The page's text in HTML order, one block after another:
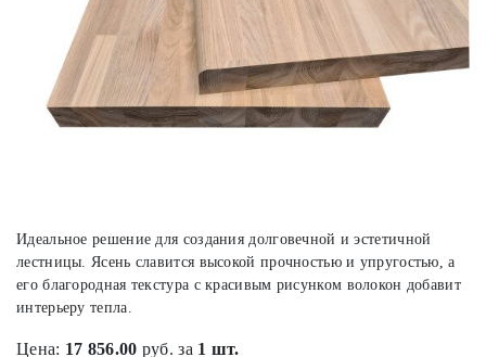
Идеальное решение для создания долговечной и эстетичной
лестницы. Ясень славится высокой прочностью и упругостью, а
его благородная текстура с красивым рисунком волокон добавит
интерьеру тепла.
Цена: 17 856.00 руб. за 1 шт.